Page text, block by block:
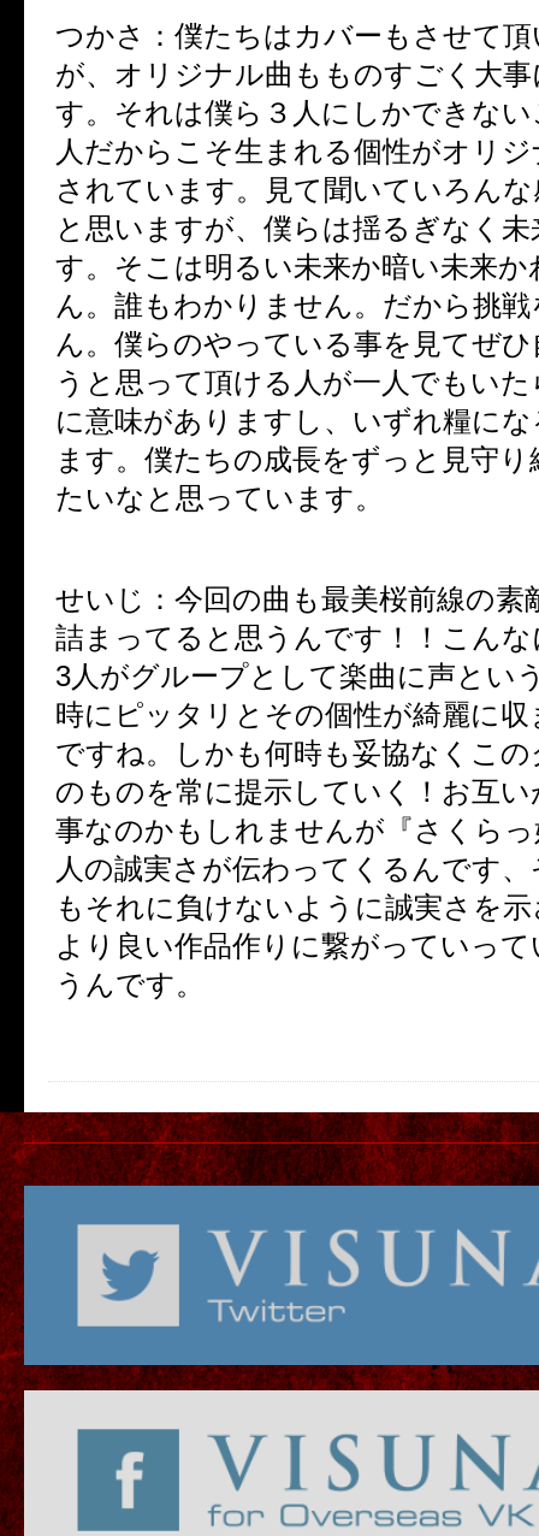
つかさ：僕たちはカバーもさせて
が、オリジナル曲もものすごく大
す。それは僕ら３人にしかできな
人だからこそ生まれる個性がオリ
されています。見て聞いていろん
と思いますが、僕らは揺るぎなく
す。そこは明るい未来か暗い未来
ん。誰もわかりません。だから挑
ん。僕らのやっている事を見てぜ
うと思って頂ける人が一人でもい
に意味がありますし、いずれ糧に
ます。僕たちの成長をずっと見守
たいなと思っています。
せいじ：今回の曲も最美桜前線の素
詰まってると思うんです！！こん
3人がグループとして楽曲に声とい
時にピッタリとその個性が綺麗に
ですね。しかも何時も妥協なくこ
のものを常に提示していく！お互
事なのかもしれませんが『さくら
人の誠実さが伝わってくるんです
もそれに負けないように誠実さを
より良い作品作りに繋がっていっ
うんです。